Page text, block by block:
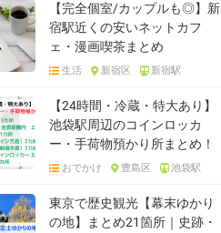
【完全個室/カップルも◎】新
宿駅近くの安いネットカフ
ェ・漫画喫茶まとめ
生活 新宿区 新宿駅
【24時間・冷蔵・特大あり】
池袋駅周辺のコインロッカ
ー・手荷物預かり所まとめ！
おでかけ 豊島区 池袋駅
東京で歴史観光【幕末ゆかり
の地】まとめ21箇所｜史跡・